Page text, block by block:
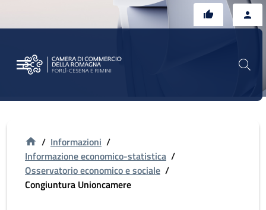
/ Informazioni /
Informazione economico-statistica /
Osservatorio economico e sociale /
Congiuntura Unioncamere